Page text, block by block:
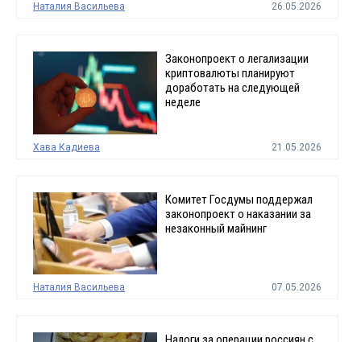
Наталия Васильева 26.05.2026
Законопроект о легализации
криптовалюты планируют
доработать на следующей
неделе
Хава Кадиева 21.05.2026
Комитет Госдумы поддержал
законопроект о наказании за
незаконный майнинг
Наталия Васильева 07.05.2026